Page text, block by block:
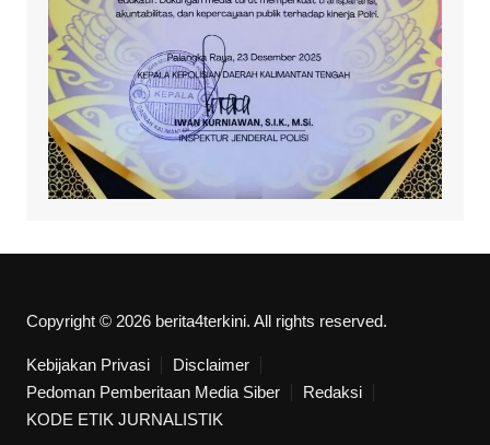
Copyright © 2026 berita4terkini. All rights reserved.
Kebijakan Privasi
Disclaimer
Pedoman Pemberitaan Media Siber
Redaksi
KODE ETIK JURNALISTIK